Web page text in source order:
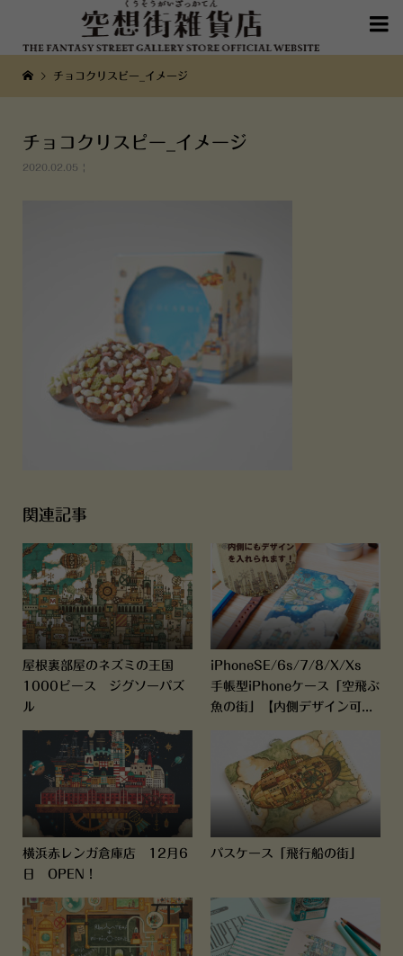

チョコクリスピー_イメージ
チョコクリスピー_イメージ
2020.02.05
関連記事
屋根裏部屋のネズミの王国
1000ピース ジグソーパズ
ル
iPhoneSE/6s/7/8/X/Xs
手帳型iPhoneケース「空飛ぶ
魚の街」【内側デザイン可...
横浜赤レンガ倉庫店 12月6
日 OPEN！
パスケース「飛行船の街」